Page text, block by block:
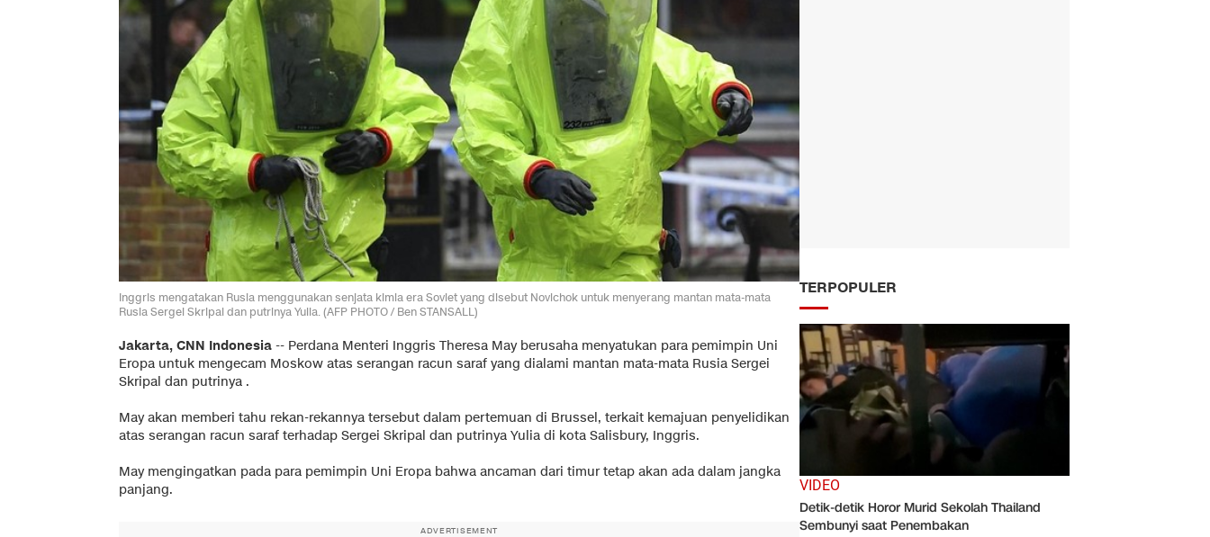
Inggris mengatakan Rusia menggunakan senjata kimia era Soviet yang disebut Novichok untuk menyerang mantan mata-mata
Rusia Sergei Skripal dan putrinya Yulia. (AFP PHOTO / Ben STANSALL)
Jakarta, CNN Indonesia -- Perdana Menteri Inggris Theresa May berusaha menyatukan para pemimpin Uni
Eropa untuk mengecam Moskow atas serangan racun saraf yang dialami mantan mata-mata Rusia Sergei
Skripal dan putrinya .
May akan memberi tahu rekan-rekannya tersebut dalam pertemuan di Brussel, terkait kemajuan penyelidikan
atas serangan racun saraf terhadap Sergei Skripal dan putrinya Yulia di kota Salisbury, Inggris.
May mengingatkan pada para pemimpin Uni Eropa bahwa ancaman dari timur tetap akan ada dalam jangka
panjang.
ADVERTISEMENT
TERPOPULER
VIDEO
Detik-detik Horor Murid Sekolah Thailand
Sembunyi saat Penembakan